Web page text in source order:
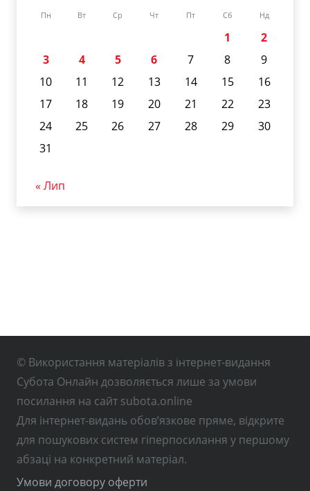
Пн Вт Ср Чт Пт Сб Нд
1
2
3
4 5 6 7 8
9
10
11 12 13 14 15
16
17
18 19 20 21 22
23
24
25 26 27 28 29
30
31
« Лип
© Використання матеріалів з інтернет-видання
Субота Онлайн дозволяється лише за умови
посилання на сайт subota.online
Для інтернет-видань обов’язкове пряме, відкрите
для пошукових систем гіперпосилання у першому
абзаці на конкретний матеріал.
Умови договору оферти